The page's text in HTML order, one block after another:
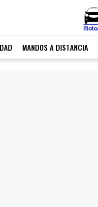
MANDOS A DISTANCIA